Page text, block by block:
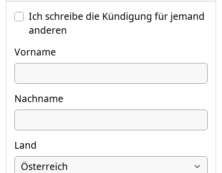
Ich schreibe die Kündigung für jemand
anderen
Vorname
Nachname
Land